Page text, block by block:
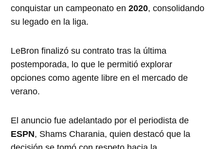
conquistar un campeonato en2020, consolidando
su legado en la liga.
LeBron finalizó su contrato tras la última
postemporada, lo que le permitió explorar
opciones como agente libre en el mercado de
verano.
El anuncio fue adelantado por el periodista de
ESPN, Shams Charania, quien destacó que la